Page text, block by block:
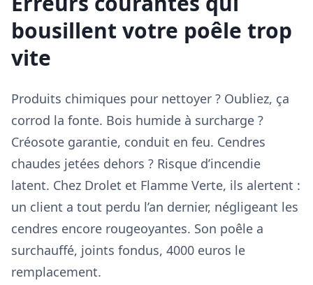
bousillent votre poêle trop
vite
Produits chimiques pour nettoyer ? Oubliez, ça
corrod la fonte. Bois humide à surcharge ?
Créosote garantie, conduit en feu. Cendres
chaudes jetées dehors ? Risque d’incendie
latent. Chez Drolet et Flamme Verte, ils alertent :
un client a tout perdu l’an dernier, négligeant les
cendres encore rougeoyantes. Son poêle a
surchauffé, joints fondus, 4000 euros le
remplacement.